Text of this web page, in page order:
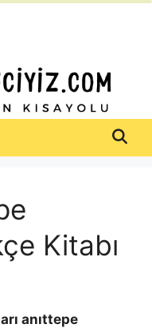
Kitabı
anıttepe